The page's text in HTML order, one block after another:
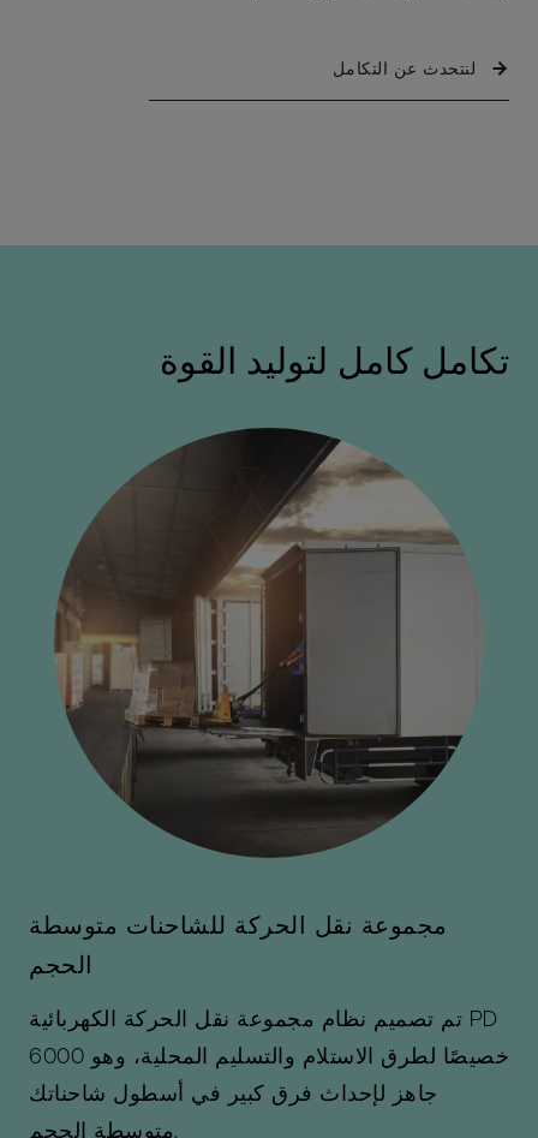
لنتحدث عن التكامل
تكامل كامل لتوليد القوة
مجموعة نقل الحركة للشاحنات متوسطة
الحجم
تم تصميم نظام مجموعة نقل الحركة الكهربائية PD
6000 خصيصًا لطرق الاستلام والتسليم المحلية، وهو
جاهز لإحداث فرق كبير في أسطول شاحناتك
متوسطة الحجم.